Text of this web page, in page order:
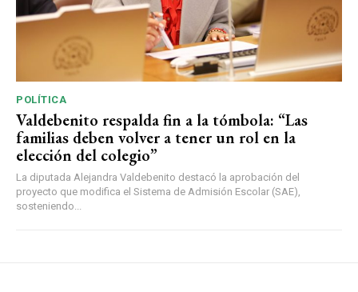
POLÍTICA
Valdebenito respalda fin a la tómbola: “Las
familias deben volver a tener un rol en la
elección del colegio”
La diputada Alejandra Valdebenito destacó la aprobación del
proyecto que modifica el Sistema de Admisión Escolar (SAE),
sosteniendo...